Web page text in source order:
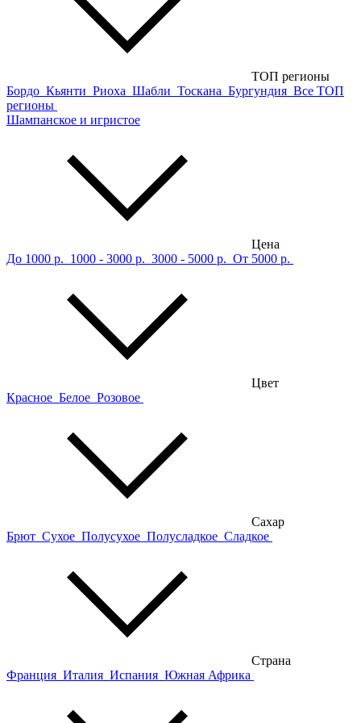
ТОП регионы
Бордо Кьянти Риоха Шабли Тоскана Бургундия Все ТОП
регионы
Шампанское и игристое
Цена
До 1000 р. 1000 - 3000 р. 3000 - 5000 р. От 5000 р.
Цвет
Красное Белое Розовое
Сахар
Брют Сухое Полусухое Полусладкое Сладкое
Страна
Франция Италия Испания Южная Африка